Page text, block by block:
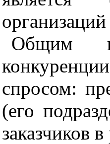
Общим
спросом:
(его п
заказчиков